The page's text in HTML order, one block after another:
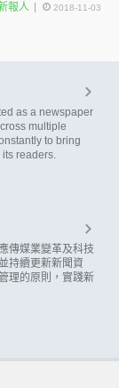
報人 2018-11-03
as a newspaper
multiple
to bring
readers.
傳媒業變革及科技
持續更新新聞資
理的原則，實踐新